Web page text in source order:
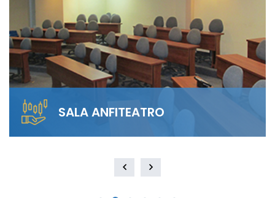
SALA ANFITEATRO
Alquila nuestra Sala Anfiteatro para 40
personas. El diseño escalonado garantiza